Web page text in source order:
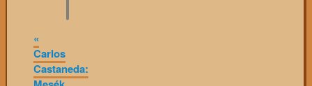
«
Carlos
Castaneda: